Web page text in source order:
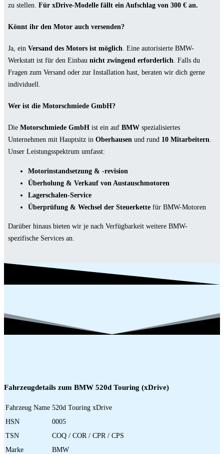
zu stellen. Für xDrive-Modelle fällt ein Aufschlag von 300 € an.
Könnt ihr den Motor auch versenden?
Ja, ein Versand des Motors ist möglich . Eine autorisierte BMW-
Werkstatt ist für den Einbau nicht zwingend erforderlich . Falls du
Fragen zum Versand oder zur Installation hast, beraten wir dich gerne
individuell.
Wer ist die Motorschmiede GmbH?
Die Motorschmiede GmbH ist ein auf BMW spezialisiertes
Unternehmen mit Hauptsitz in Oberhausen und rund 10 Mitarbeitern.
Unser Leistungsspektrum umfasst:
Motorinstandsetzung & -revision
Überholung & Verkauf von Austauschmotoren
Lagerschalen-Service
Überprüfung & Wechsel der Steuerkette für BMW-Motoren
Darüber hinaus bieten wir je nach Verfügbarkeit weitere BMW-
spezifische Services an.
Fahrzeugdetails zum BMW 520d Touring (xDrive)
Fahrzeug Name 520d Touring xDrive
HSN
0005
TSN
COQ / COR / CPR / CPS
Marke
BMW